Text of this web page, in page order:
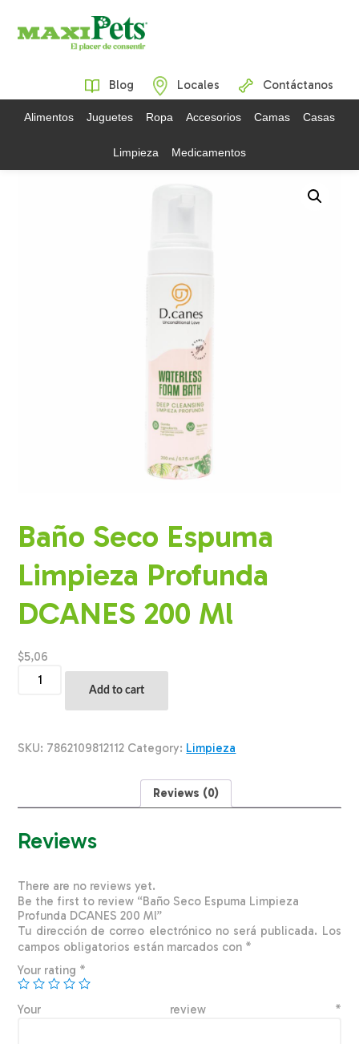
Blog Locales Contáctanos
Alimentos Juguetes Ropa Accesorios Camas Casas
Limpieza Medicamentos
Baño Seco Espuma
Limpieza Profunda
DCANES 200 Ml
$5,06
Seco
Limpieza
DCANES
Add to cart
SKU: 7862109812112 Category: Limpieza
Reviews (0)
Reviews
There are no reviews yet.
Be the first to review “Baño Seco Espuma Limpieza
Profunda DCANES 200 Ml”
Tu dirección de correo electrónico no será publicada. Los
campos obligatorios están marcados con *
Your rating *
Your review *